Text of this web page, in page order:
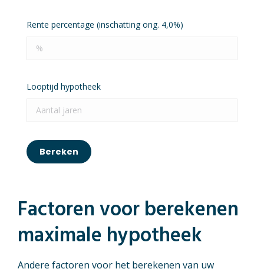
Rente percentage (inschatting ong. 4,0%)
Looptijd hypotheek
Factoren voor berekenen
maximale hypotheek
Andere factoren voor het berekenen van uw